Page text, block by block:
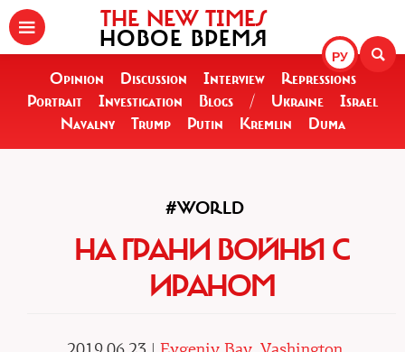
РУ
THE NEW TIMES
НОВОЕ ВРЕМЯ
Opinion Discussion Interview
Repressions
Portrait
Investigation Blogs / Ukraine
Israel
Navalny
Trump Putin Kremlin Duma
#WORLD
НА ГРАНИ ВОЙНЫ С
ИРАНОМ